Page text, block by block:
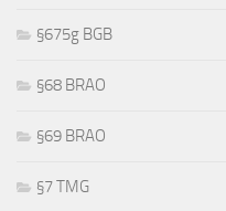
§675g BGB
§68 BRAO
§69 BRAO
§7 TMG